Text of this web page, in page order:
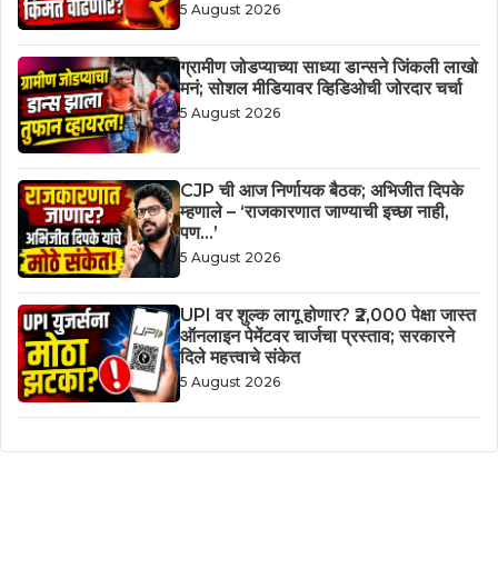
5 August 2026
ग्रामीण जोडप्याच्या साध्या डान्सने जिंकली लाखो
मनं; सोशल मीडियावर व्हिडिओची जोरदार चर्चा
5 August 2026
CJP ची आज निर्णायक बैठक; अभिजीत दिपके
म्हणाले – ‘राजकारणात जाण्याची इच्छा नाही,
पण…’
5 August 2026
UPI वर शुल्क लागू होणार? ₹2,000 पेक्षा जास्त
ऑनलाइन पेमेंटवर चार्जचा प्रस्ताव; सरकारने
दिले महत्त्वाचे संकेत
5 August 2026